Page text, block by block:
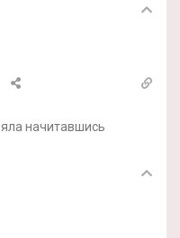
начитавшись